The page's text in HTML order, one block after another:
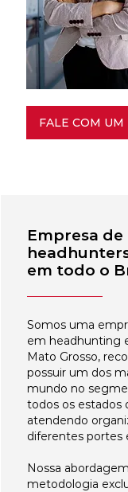
FALE COM UM
Empresa de
em todo o
Somos uma
em headhunting
Mato Grosso,
possuir um dos
mundo no
todos os estados
atendendo
diferentes portes
Nossa
metodologia